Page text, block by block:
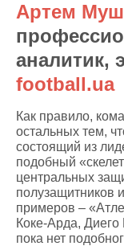
Артем
аналитик,
football.ua
Как правило,
остальных тем,
состоящий из
подобный
центральных
полузащитников
примеров –
Коке-Арда, Диего
пока нет